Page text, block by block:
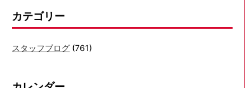
カテゴリー
スタッフブログ (761)